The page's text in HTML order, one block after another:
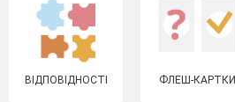
ВІДПОВІДНОСТІ ФЛЕШ-КАРТКИ